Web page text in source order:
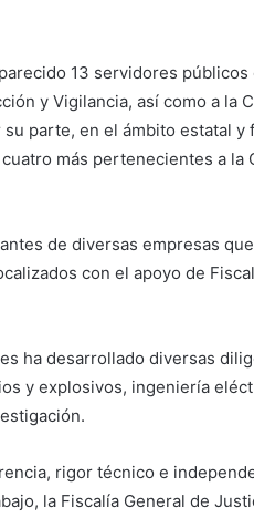
13 servidores públicos
y Vigilancia, así como a la
parte, en el ámbito estatal y
más pertenecientes a la
de diversas empresas
con el apoyo de
ha desarrollado diversas
y explosivos, ingeniería
rigor técnico e
la Fiscalía General de